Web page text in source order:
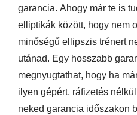
garancia. Ahogy már te is
elliptikák között, hogy nem
minőségű ellipszis trénert
utánad. Egy hosszabb
megnyugtathat, hogy ha
ilyen gépért, ráfizetés
neked garancia időszakon